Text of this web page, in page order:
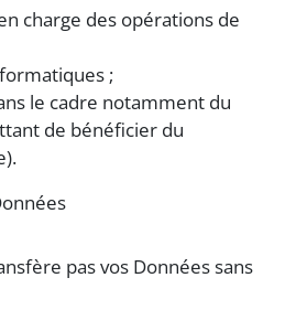
charge des opérations de
;
le cadre notamment du
de bénéficier du
pas vos Données sans